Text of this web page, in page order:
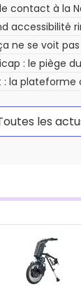
contact à la
accessibilité
ne se voit
: le piège
la plateforme
les